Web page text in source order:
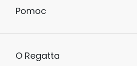
Pomoc
O Regatta